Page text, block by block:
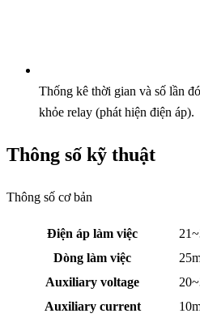
Thống kê thời gian và số lần
khỏe relay (phát hiện điện áp).
Thông số kỹ thuật
Thông số cơ bản
Điện áp làm việc
Dòng làm việc
Auxiliary voltage
Auxiliary current